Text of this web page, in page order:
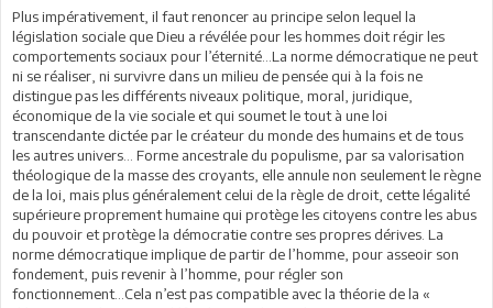
Plus impérativement, il faut renoncer au principe selon lequel la
législation sociale que Dieu a révélée pour les hommes doit régir les
comportements sociaux pour l’éternité...La norme démocratique ne peut
ni se réaliser, ni survivre dans un milieu de pensée qui à la fois ne
distingue pas les différents niveaux politique, moral, juridique,
économique de la vie sociale et qui soumet le tout à une loi
transcendante dictée par le créateur du monde des humains et de tous
les autres univers... Forme ancestrale du populisme, par sa valorisation
théologique de la masse des croyants, elle annule non seulement le règne
de la loi, mais plus généralement celui de la règle de droit, cette légalité
supérieure proprement humaine qui protège les citoyens contre les abus
du pouvoir et protège la démocratie contre ses propres dérives. La
norme démocratique implique de partir de l’homme, pour asseoir son
fondement, puis revenir à l’homme, pour régler son
fonctionnement...Cela n’est pas compatible avec la théorie de la «